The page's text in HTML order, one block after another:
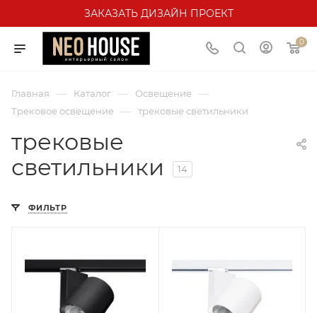
ЗАКАЗАТЬ ДИЗАЙН ПРОЕКТ
0
Главная — Каталог — Освещение —
Трековое освещение — трековые светильники
трековые
светильники
14
ФИЛЬТР